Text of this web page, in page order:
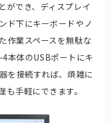
ができ、ディスプレイ
ド下にキーボードやノ
作業スペースを無駄な
本体のUSBポートにキ
を接続すれば、煩雑に
手軽にできます。